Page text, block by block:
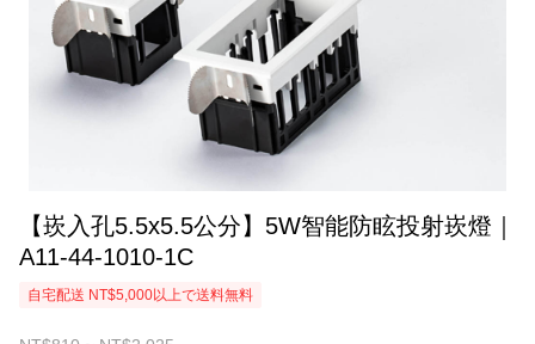
【崁入孔5.5x5.5公分】5W智能防眩投射崁燈｜
A11-44-1010-1C
自宅配送 NT$5,000以上で送料無料